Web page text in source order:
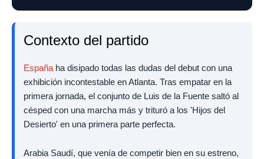
Contexto del partido
España ha disipado todas las dudas del debut con una
exhibición incontestable en Atlanta. Tras empatar en la
primera jornada, el conjunto de Luis de la Fuente saltó al
césped con una marcha más y trituró a los 'Hijos del
Desierto' en una primera parte perfecta.
Arabia Saudí, que venía de competir bien en su estreno,